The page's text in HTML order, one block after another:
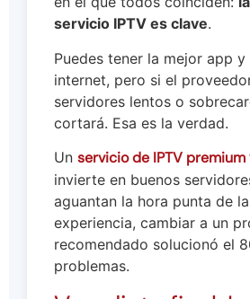
servicio IPTV es clave.
Puedes tener la mejor app
internet, pero si el
servidores lentos o
cortará. Esa es la verdad.
Un servicio de IPTV
invierte en buenos
aguantan la hora punta de
experiencia, cambiar a un
recomendado solucionó el
problemas.